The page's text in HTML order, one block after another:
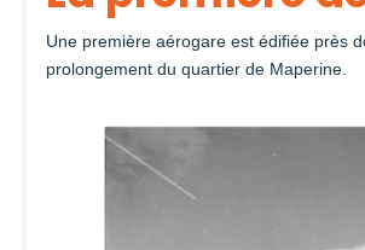
Une première aérogare est édifiée près
prolongement du quartier de Maperine.